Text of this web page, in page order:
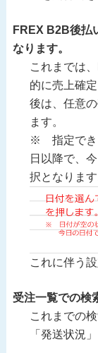
FREX B2B後払
なります。
これまでは
的に売上確
後は、任意
ます。
※ 指定でき
日以降で、
択となります
これに伴う
受注一覧での検
これまでの
「発送状況